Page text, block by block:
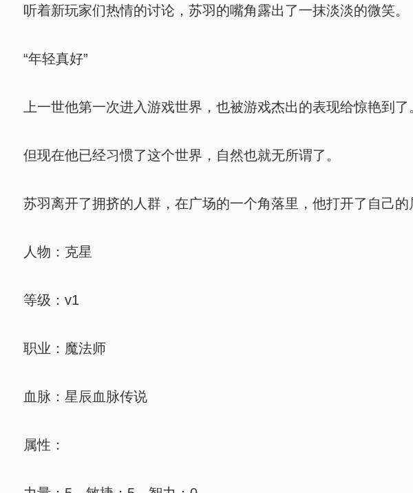
听着新玩家们热情的讨论，苏羽的嘴角露出了一抹淡淡的微笑。
“年轻真好”
上一世他第一次进入游戏世界，也被游戏杰出的表现给惊艳到了
但现在他已经习惯了这个世界，自然也就无所谓了。
苏羽离开了拥挤的人群，在广场的一个角落里，他打开了自己的
人物：克星
等级：v1
职业：魔法师
血脉：星辰血脉传说
属性：